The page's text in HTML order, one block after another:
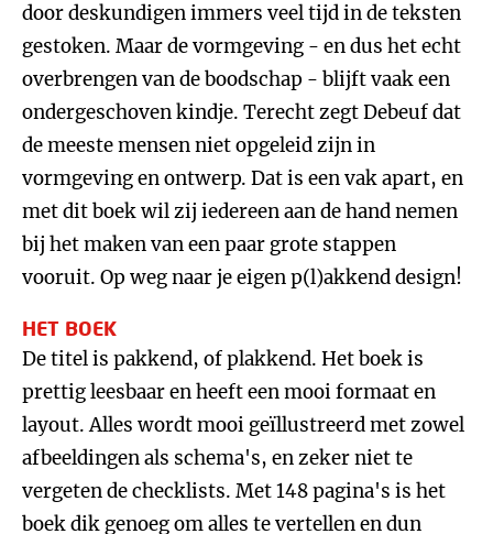
door deskundigen immers veel tijd in de teksten
gestoken. Maar de vormgeving - en dus het echt
overbrengen van de boodschap - blijft vaak een
ondergeschoven kindje. Terecht zegt Debeuf dat
de meeste mensen niet opgeleid zijn in
vormgeving en ontwerp. Dat is een vak apart, en
met dit boek wil zij iedereen aan de hand nemen
bij het maken van een paar grote stappen
vooruit. Op weg naar je eigen p(l)akkend design!
HET BOEK
De titel is pakkend, of plakkend. Het boek is
prettig leesbaar en heeft een mooi formaat en
layout. Alles wordt mooi geïllustreerd met zowel
afbeeldingen als schema's, en zeker niet te
vergeten de checklists. Met 148 pagina's is het
boek dik genoeg om alles te vertellen en dun